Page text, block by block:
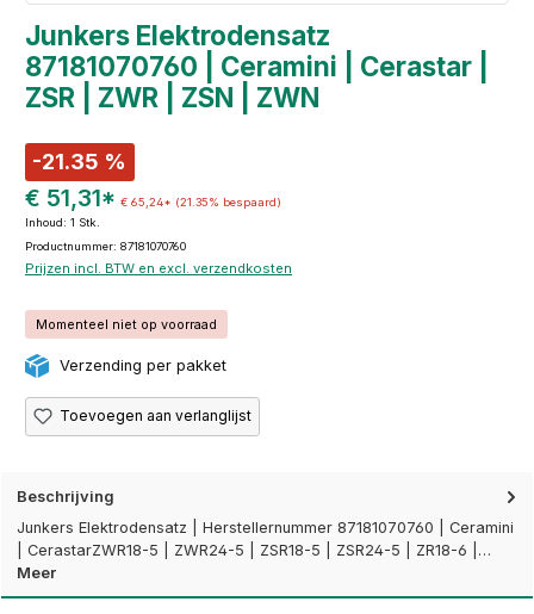
Junkers Elektrodensatz
87181070760 | Ceramini | Cerastar |
ZSR | ZWR | ZSN | ZWN
-21.35 %
€ 51,31* € 65,24* (21.35% bespaard)
Inhoud: 1 Stk.
Productnummer: 87181070760
Prijzen incl. BTW en excl. verzendkosten
Momenteel niet op voorraad
Verzending per pakket
Toevoegen aan verlanglijst
Beschrijving
Junkers Elektrodensatz | Herstellernummer 87181070760 | Ceramini
| CerastarZWR18-5 | ZWR24-5 | ZSR18-5 | ZSR24-5 | ZR18-6 |…
Meer